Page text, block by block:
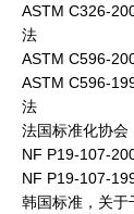
ASTM C326-
法
ASTM C596-
ASTM C596-
法
法国标准化协会
NF P19-107-
NF P19-107-
韩国标准，关于